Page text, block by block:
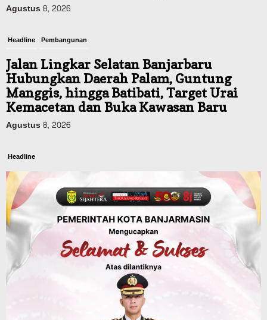
Agustus 8, 2026
Headline Pembangunan
Jalan Lingkar Selatan Banjarbaru
Hubungkan Daerah Palam, Guntung
Manggis, hingga Batibati, Target Urai
Kemacetan dan Buka Kawasan Baru
Agustus 8, 2026
Headline
Panaskan Kembali Arena Panjat Tebing,
FPTI Banjarmasin Siapkan Sirkuit se-
Kalsel
Agustus 8, 2026
Sosial & Keagamaan
Hari Pramuka ke-65, Kwarcab
Banjarmasin Ziarah ke Makam Pangeran
Antasari dan Gelar Ulang Janji